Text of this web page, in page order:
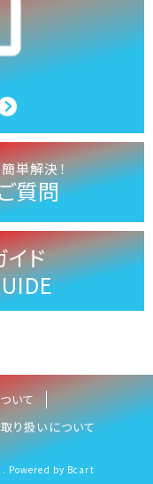
単解決！
質問
ド
いて
り扱いについて
Powered by Bcart